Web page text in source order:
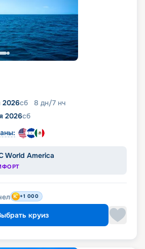
2026сб 8 дн/7 нч
2026сб
World America
+1 000
круиз